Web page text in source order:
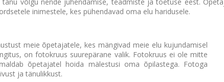
inimestele, kes pühendavad oma elu haridusele.
meie õpetajatele, kes mängivad meie elu kujundamisel
on fotokruus suurepärane valik. Fotokruus ei ole mitte
õpetajatel hoida mälestusi oma õpilastega. Fotoga
ja tänulikkust.